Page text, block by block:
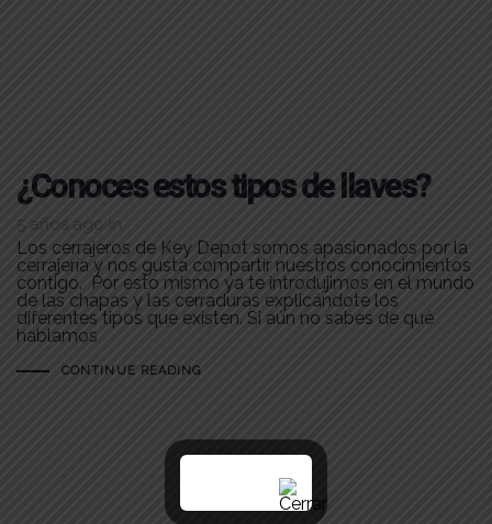
¿Conoces estos tipos de llaves?
5 años ago in
Los cerrajeros de Key Depot somos apasionados por la
cerrajería y nos gusta compartir nuestros conocimientos
contigo. Por esto mismo ya te introdujimos en el mundo
de las chapas y las cerraduras explicándote los
diferentes tipos que existen. Si aún no sabes de qué
hablamos
CONTINUE READING